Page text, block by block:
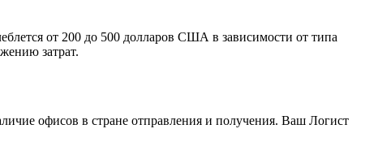
от 200 до 500 долларов США в зависимости от типа
затрат.
офисов в стране отправления и получения. Ваш Логист